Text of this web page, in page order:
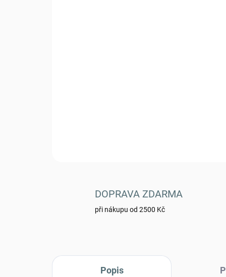
DOPRAVA ZDARMA
při nákupu od 2500 Kč
Popis